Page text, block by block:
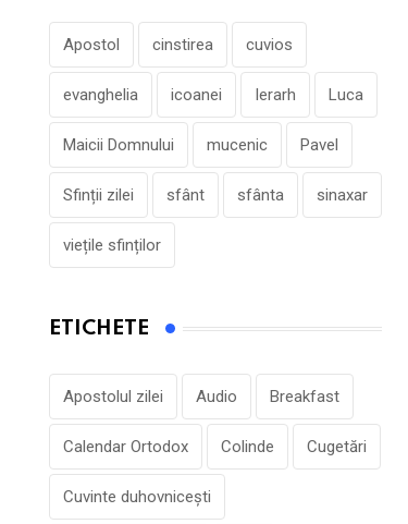
Apostol cinstirea cuvios
evanghelia icoanei Ierarh Luca
Maicii Domnului mucenic Pavel
Sfinții zilei sfânt sfânta sinaxar
viețile sfinților
ETICHETE
Apostolul zilei Audio Breakfast
Calendar Ortodox Colinde Cugetări
Cuvinte duhovnicești